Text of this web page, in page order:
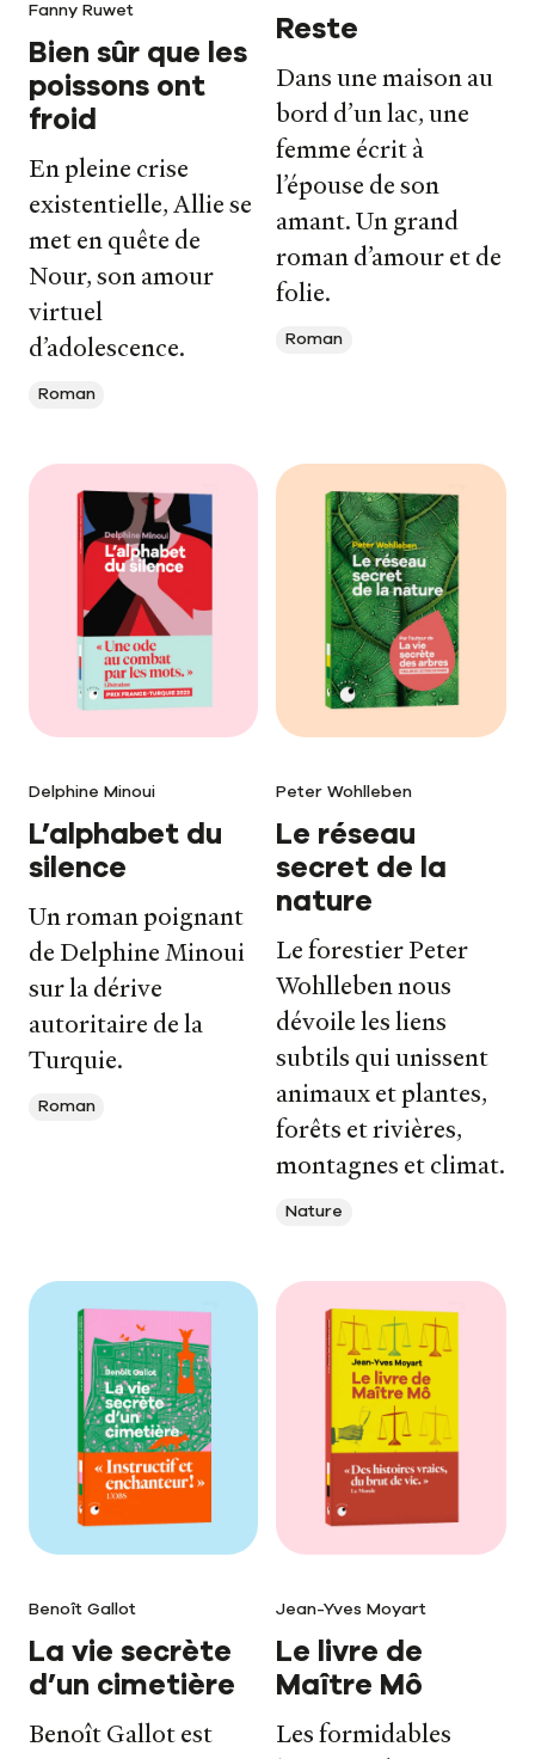
Fanny Ruwet
Bien sûr que les
poissons ont
froid
En pleine crise
existentielle, Allie se
met en quête de
Nour, son amour
virtuel
d’adolescence.
Roman
Reste
Dans une maison au
bord d’un lac, une
femme écrit à
l’épouse de son
amant. Un grand
roman d’amour et de
folie.
Roman
Delphine Minoui
L’alphabet du
silence
Un roman poignant
de Delphine Minoui
sur la dérive
autoritaire de la
Turquie.
Roman
Peter Wohlleben
Le réseau
secret de la
nature
Le forestier Peter
Wohlleben nous
dévoile les liens
subtils qui unissent
animaux et plantes,
forêts et rivières,
montagnes et climat.
Nature
Benoît Gallot
La vie secrète
d’un cimetière
Benoît Gallot est
Jean-Yves Moyart
Le livre de
Maître Mô
Les formidables